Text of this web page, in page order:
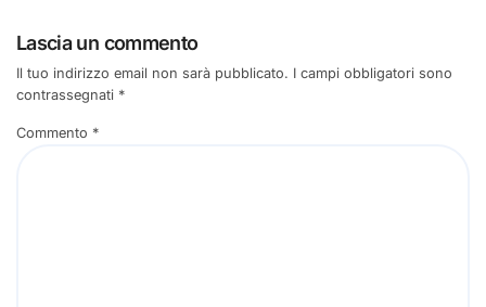
Lascia un commento
Il tuo indirizzo email non sarà pubblicato. I campi obbligatori sono
contrassegnati *
Commento *